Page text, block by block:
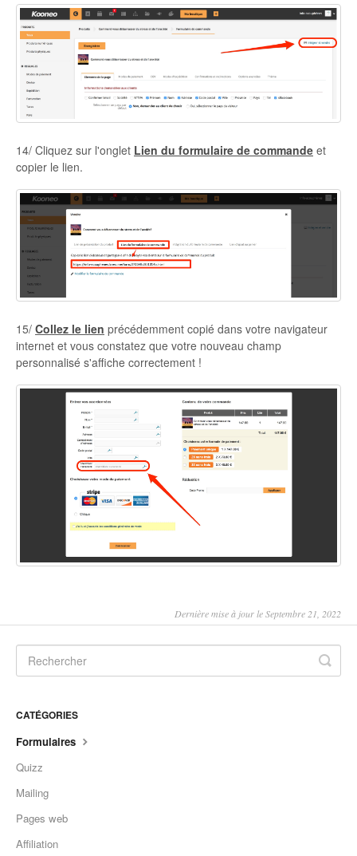
14/ Cliquez sur l'onglet Lien du formulaire de commande et
copier le lien.
15/ Collez le lien précédemment copié dans votre navigateur
internet et vous constatez que votre nouveau champ
personnalisé s'affiche correctement !
Dernière mise à jour le Septembre 21, 2022
CATÉGORIES
Formulaires
Quizz
Mailing
Pages web
Affiliation